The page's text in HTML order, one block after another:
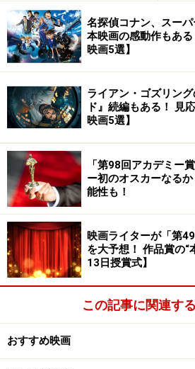
また本作はジブリ作品『コクリコ
宮崎吾朗さんが参考になさった
す。
そう言われてみると古い港町の設
主主義を受け入れたか、など相似
のも面白いかもしれません。
■作品名 『青い山脈』
■監督 西河克己（にしかわ かつ
■主演 吉永小百合 浜田光夫
■商品データ
・DVD発売 有
・販売元 Happinet
日活100周年邦画クラシック
リマスター版 [DVD]
名探偵コナン、スー
本映画の感動作もあ
映画5選】
ライアン・ゴズリン
ド』続編もある！ 見
映画5選】
「第98回アカデミー
ー初のオスカーなる
能性も！
映画ライターが「第
を大予想！ 作品賞の“
13日授賞式】
この記事に関連す
おすすめ映画